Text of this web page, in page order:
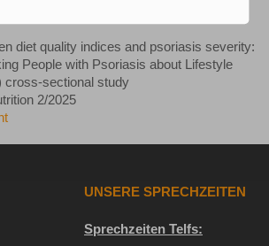
diet quality indices and psoriasis severity:
People with Psoriasis about Lifestyle
cross-sectional study
2/2025
UNSERE SPRECHZEITEN
Sprechzeiten Telfs: